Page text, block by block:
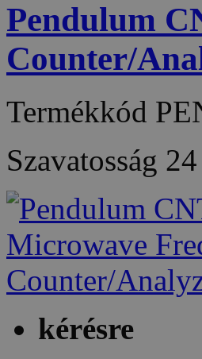
Pendulum
Counter/
Termékkód
Szavatosság
kérésre